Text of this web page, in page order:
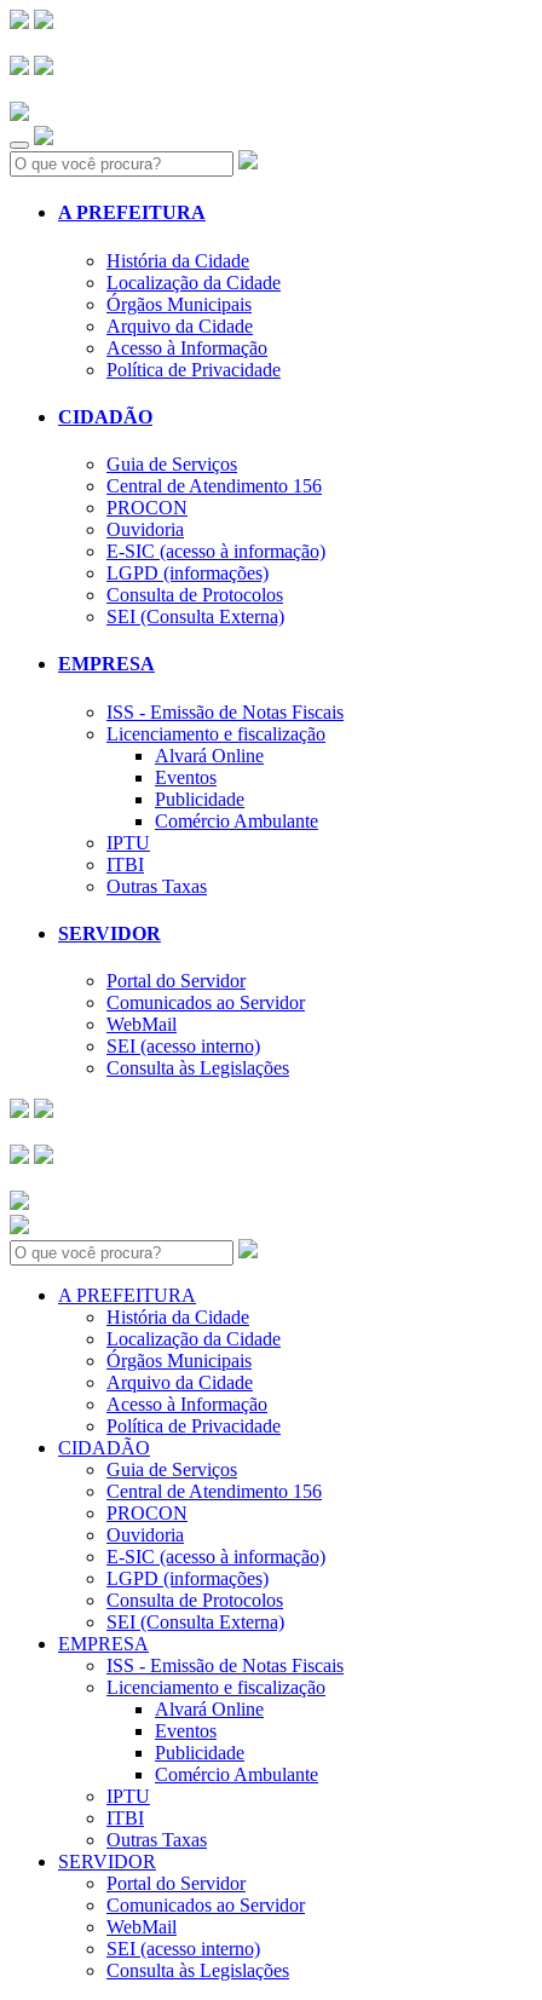
Search:
A PREFEITURA
História da Cidade
Localização da Cidade
Órgãos Municipais
Arquivo da Cidade
Acesso à Informação
Política de Privacidade
CIDADÃO
Guia de Serviços
Central de Atendimento 156
PROCON
Ouvidoria
E-SIC (acesso à informação)
LGPD (informações)
Consulta de Protocolos
SEI (Consulta Externa)
EMPRESA
ISS - Emissão de Notas Fiscais
Licenciamento e fiscalização
Alvará Online
Eventos
Publicidade
Comércio Ambulante
IPTU
ITBI
Outras Taxas
SERVIDOR
Portal do Servidor
Comunicados ao Servidor
WebMail
SEI (acesso interno)
Consulta às Legislações
Search:
A PREFEITURA
História da Cidade
Localização da Cidade
Órgãos Municipais
Arquivo da Cidade
Acesso à Informação
Política de Privacidade
CIDADÃO
Guia de Serviços
Central de Atendimento 156
PROCON
Ouvidoria
E-SIC (acesso à informação)
LGPD (informações)
Consulta de Protocolos
SEI (Consulta Externa)
EMPRESA
ISS - Emissão de Notas Fiscais
Licenciamento e fiscalização
Alvará Online
Eventos
Publicidade
Comércio Ambulante
IPTU
ITBI
Outras Taxas
SERVIDOR
Portal do Servidor
Comunicados ao Servidor
WebMail
SEI (acesso interno)
Consulta às Legislações